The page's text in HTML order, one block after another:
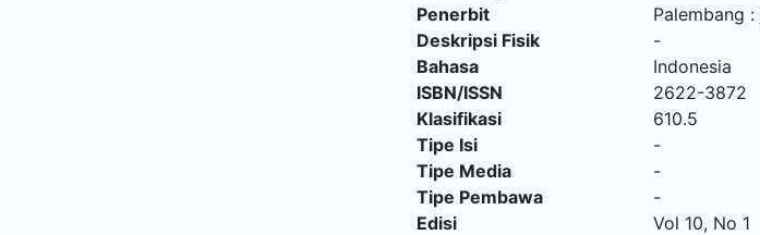
Penerbit
Palembang :
Deskripsi Fisik
-
Bahasa
Indonesia
ISBN/ISSN
2622-3872
Klasifikasi
610.5
Tipe Isi
-
Tipe Media
-
Tipe Pembawa
-
Edisi
Vol 10, No 1